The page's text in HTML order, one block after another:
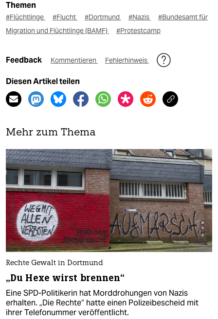
Themen
#Flüchtlinge #Flucht #Dortmund #Nazis
#Bundesamt für
Migration und Flüchtlinge (BAMF)
#Protestcamp
Feedback Kommentieren Fehlerhinweis
Diesen Artikel teilen
Mehr zum Thema
Rechte Gewalt in Dortmund
„Du Hexe wirst brennen“
Eine SPD-Politikerin hat Morddrohungen von Nazis
erhalten. „Die Rechte“ hatte einen Polizeibescheid mit
ihrer Telefonummer veröffentlicht.